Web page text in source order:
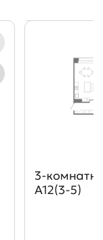
А12(3-5)